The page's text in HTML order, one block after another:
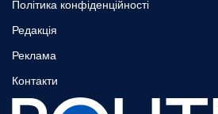
Політика конфіденційності
Редакція
Реклама
Контакти